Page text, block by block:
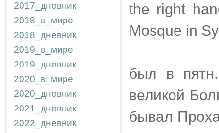
2017_дневник
2018_в_мире
2018_дневник
2019_в_мире
2019_дневник
2020_в_мире
2020_дневник
2021_дневник
2022_дневник
the right
Mosque in
был в
великой
бывал